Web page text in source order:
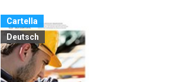
Cartella
Deutsch